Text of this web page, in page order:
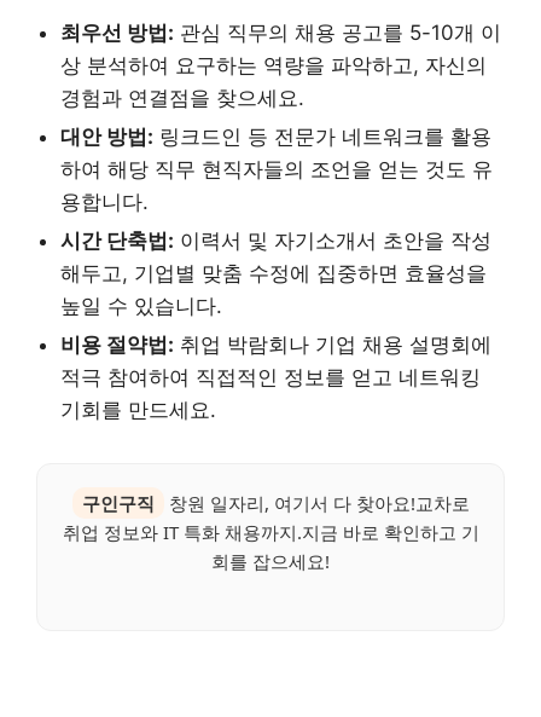
최우선 방법: 관심 직무의 채용 공고를 5-10개 이
상 분석하여 요구하는 역량을 파악하고, 자신의
경험과 연결점을 찾으세요.
대안 방법: 링크드인 등 전문가 네트워크를 활용
하여 해당 직무 현직자들의 조언을 얻는 것도 유
용합니다.
시간 단축법: 이력서 및 자기소개서 초안을 작성
해두고, 기업별 맞춤 수정에 집중하면 효율성을
높일 수 있습니다.
비용 절약법: 취업 박람회나 기업 채용 설명회에
적극 참여하여 직접적인 정보를 얻고 네트워킹
기회를 만드세요.
구인구직
창원 일자리, 여기서 다 찾아요!교차로
취업 정보와 IT 특화 채용까지.지금 바로 확인하고 기
회를 잡으세요!